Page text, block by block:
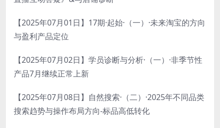
【2025年07月01日】17期·起始·（一）·未来淘宝的方向
与盈利产品定位
【2025年07月02日】学员诊断与分析·（一）·非季节性
产品7月继续正常上新
【2025年07月08日】自然搜索·（二）·2025年不同品类
搜索趋势与操作布局方向-标品高低转化